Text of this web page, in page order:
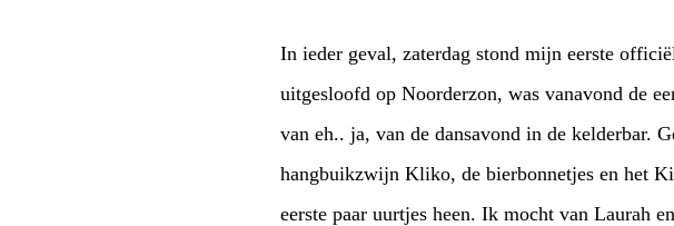
In ieder geval, zaterdag stond mijn eerste
uitgesloofd op Noorderzon, was vanavond de
van eh.. ja, van de dansavond in de kelderbar.
hangbuikzwijn Kliko, de bierbonnetjes en het
eerste paar uurtjes heen. Ik mocht van Laurah